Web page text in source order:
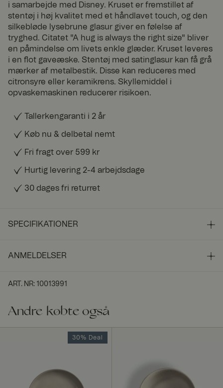
i samarbejde med Disney. Kruset er fremstillet af
stentøj i høj kvalitet med et håndlavet touch, og den
silkebløde lysebrune glasur giver en følelse af
tryghed. Citatet "A hug is always the right size" bliver
en påmindelse om livets enkle glæder. Kruset leveres
i en flot gaveæske. Stentøj med satinglasur kan få grå
mærker af metalbestik. Disse kan reduceres med
citronsyre eller keramikrens. Skyllemiddel i
opvaskemaskinen reducerer risikoen.
Tallerkengaranti i 2 år
Køb nu & delbetal nemt
Fri fragt over 599 kr
Hurtig levering 2-4 arbejdsdage
30 dages fri returret
SPECIFIKATIONER
ANMELDELSER
ART. NR: 10013991
Andre købte også
30% Deal